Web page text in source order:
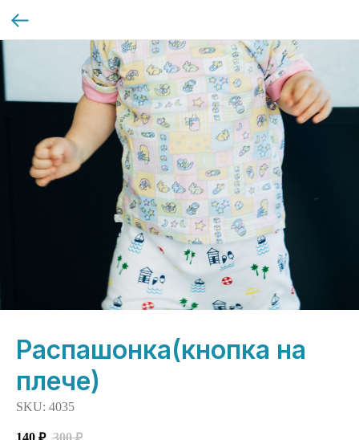
Распашонка(кнопка на
плече)
SKU: 4035
140 300